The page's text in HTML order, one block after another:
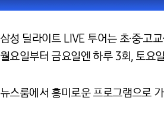
삼성 딜라이트 LIVE 투어는 초·중·고
월요일부터 금요일엔 하루 3회, 토요
뉴스룸에서 흥미로운 프로그램으로